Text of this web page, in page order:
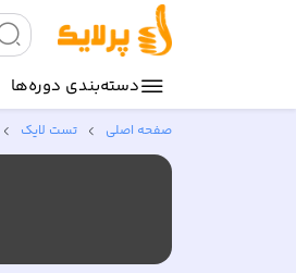
دسته‌بندی‌ دوره‌ها
صفحه اصلی تست لایک